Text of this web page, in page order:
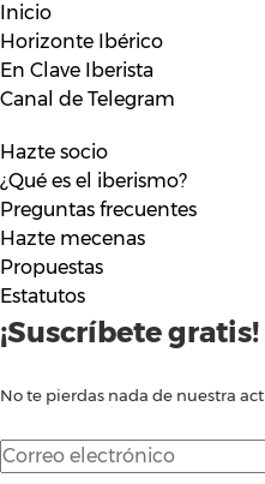
Inicio
Horizonte Ibérico
En Clave Iberista
Canal de Telegram
Hazte socio
¿Qué es el iberismo?
Preguntas frecuentes
Hazte mecenas
Propuestas
Estatutos
¡Suscríbete gratis!
No te pierdas nada de nuestra